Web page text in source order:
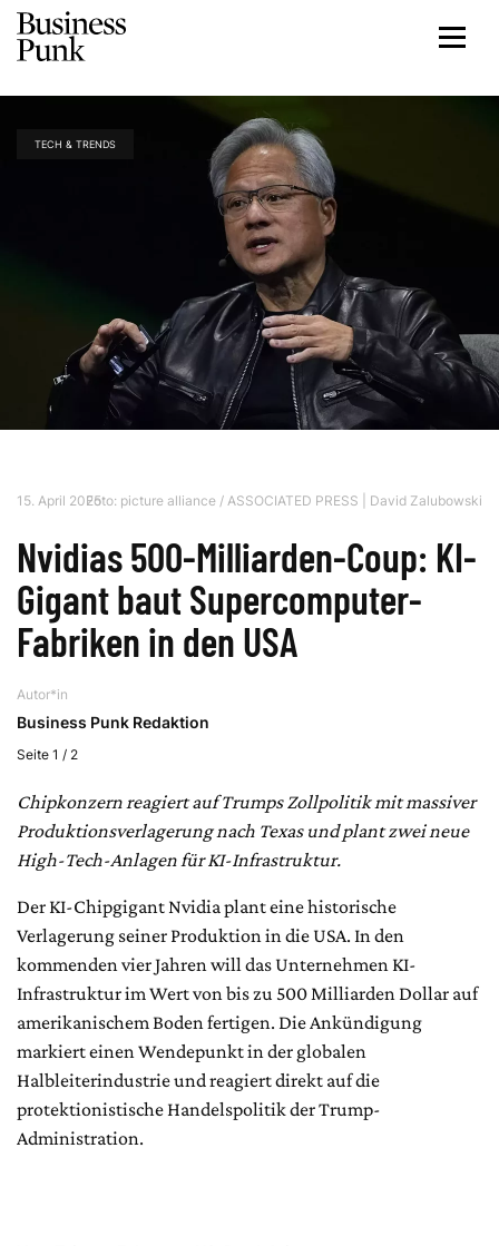
TECH & TRENDS
15. April 2025Foto: picture alliance / ASSOCIATED PRESS | David Zalubowski
Nvidias 500-Milliarden-Coup: KI-
Gigant baut Supercomputer-
Fabriken in den USA
Autor*in
Business Punk Redaktion
Seite 1 / 2
Chipkonzern reagiert auf Trumps Zollpolitik mit massiver
Produktionsverlagerung nach Texas und plant zwei neue
High-Tech-Anlagen für KI-Infrastruktur.
Der KI-Chipgigant Nvidia plant eine historische
Verlagerung seiner Produktion in die USA. In den
kommenden vier Jahren will das Unternehmen KI-
Infrastruktur im Wert von bis zu 500 Milliarden Dollar auf
amerikanischem Boden fertigen. Die Ankündigung
markiert einen Wendepunkt in der globalen
Halbleiterindustrie und reagiert direkt auf die
protektionistische Handelspolitik der Trump-
Administration.